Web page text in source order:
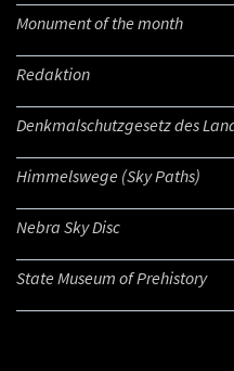
Monument of the month
Redaktion
Denkmalschutzgesetz des
Himmelswege (Sky Paths)
Nebra Sky Disc
State Museum of Prehistory